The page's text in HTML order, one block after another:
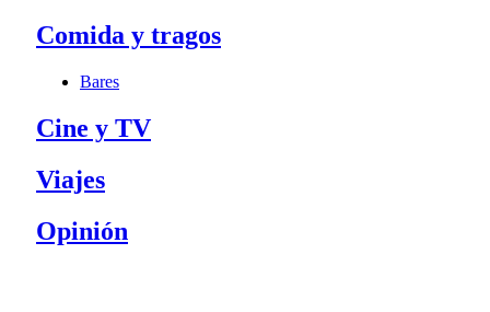
Comida y tragos
Bares
Cine y TV
Viajes
Opinión